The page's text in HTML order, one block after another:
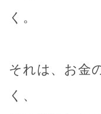
く。
それは、お金
く、